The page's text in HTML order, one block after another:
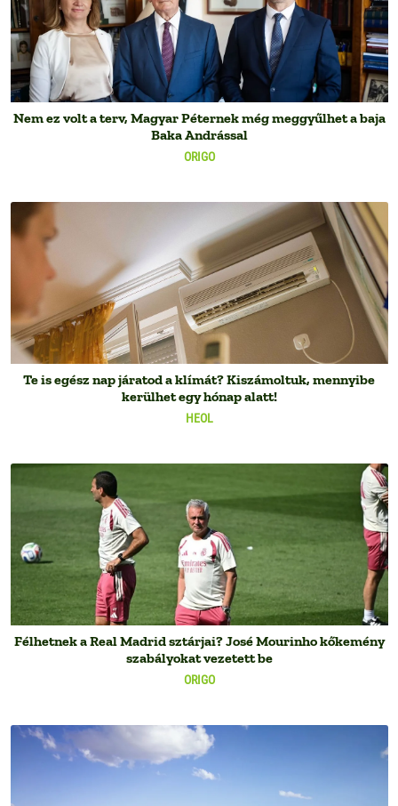
ORIGO
Nem ez volt a terv, Magyar Péternek még meggyűlhet a baja
Baka Andrással
HEOL
Te is egész nap járatod a klímát? Kiszámoltuk, mennyibe
kerülhet egy hónap alatt!
ORIGO
Félhetnek a Real Madrid sztárjai? José Mourinho kőkemény
szabályokat vezetett be